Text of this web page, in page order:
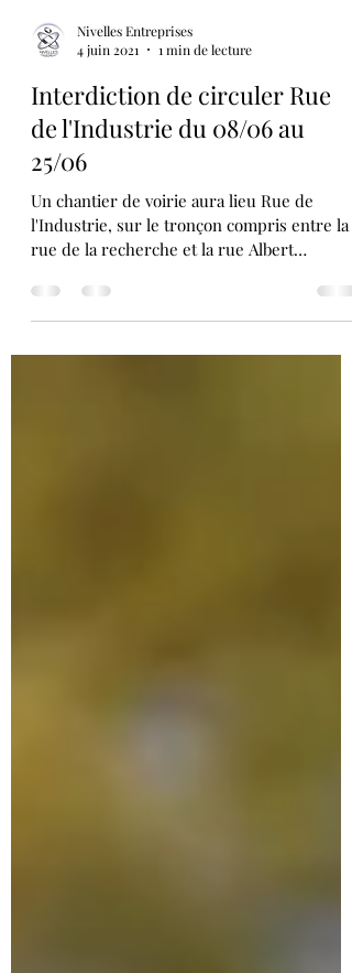
Nivelles Entreprises
4 juin 2021
1 min de lecture
Interdiction de circuler Rue
de l'Industrie du 08/06 au
25/06
Un chantier de voirie aura lieu Rue de
l'Industrie, sur le tronçon compris entre la
Einstein, entre...